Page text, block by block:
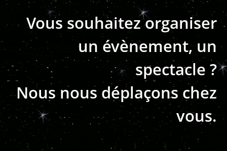
Vous souhaitez organiser
un évènement, un
spectacle ?
Nous nous déplaçons chez
vous.